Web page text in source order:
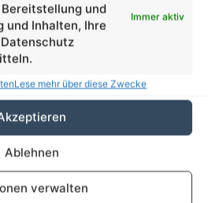
und
und Inhalten, Ihre
Immer aktiv
Lese mehr über diese Zwecke
Ablehnen
verwalten
Sperrungen